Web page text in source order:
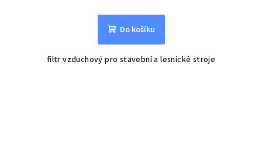
Do košíku
filtr vzduchový pro stavební a lesnické stroje